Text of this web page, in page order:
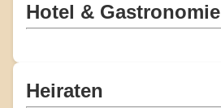
Hotel & Gastronomie
Heiraten